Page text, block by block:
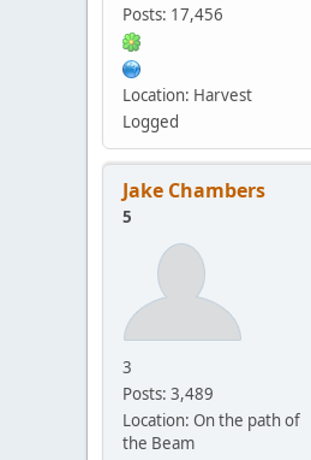
Posts: 17,456
Location: Harvest
Logged
Jake Chambers
5
3
Posts: 3,489
Location: On the path of
the Beam